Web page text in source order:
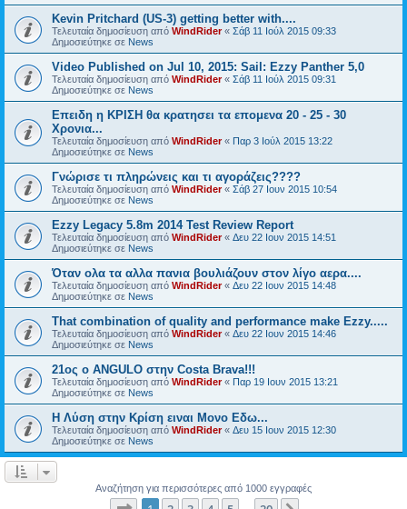
Kevin Pritchard (US-3) getting better with....
Τελευταία δημοσίευση από WindRider« Σάβ 11 Ιούλ 2015 09:33
Δημοσιεύτηκε σε News
Video Published on Jul 10, 2015: Sail: Ezzy Panther 5,0
Τελευταία δημοσίευση από WindRider« Σάβ 11 Ιούλ 2015 09:31
Δημοσιεύτηκε σε News
Επειδη η ΚΡΙΣΗ θα κρατησει τα επομενα 20 - 25 - 30
Χρονια...
Τελευταία δημοσίευση από WindRider« Παρ 3 Ιούλ 2015 13:22
Δημοσιεύτηκε σε News
Γνώρισε τι πληρώνεις και τι αγοράζεις????
Τελευταία δημοσίευση από WindRider« Σάβ 27 Ιουν 2015 10:54
Δημοσιεύτηκε σε News
Ezzy Legacy 5.8m 2014 Test Review Report
Τελευταία δημοσίευση από WindRider« Δευ 22 Ιουν 2015 14:51
Δημοσιεύτηκε σε News
Όταν ολα τα αλλα πανια βουλιάζουν στον λίγο αερα....
Τελευταία δημοσίευση από WindRider« Δευ 22 Ιουν 2015 14:48
Δημοσιεύτηκε σε News
That combination of quality and performance make Ezzy.....
Τελευταία δημοσίευση από WindRider« Δευ 22 Ιουν 2015 14:46
Δημοσιεύτηκε σε News
21ος o ANGULO στην Costa Brava!!!
Τελευταία δημοσίευση από WindRider« Παρ 19 Ιουν 2015 13:21
Δημοσιεύτηκε σε News
Η Λύση στην Κρίση ειναι Μονο Εδω...
Τελευταία δημοσίευση από WindRider« Δευ 15 Ιουν 2015 12:30
Δημοσιεύτηκε σε News
Αναζήτηση για περισσότερες από 1000 εγγραφές